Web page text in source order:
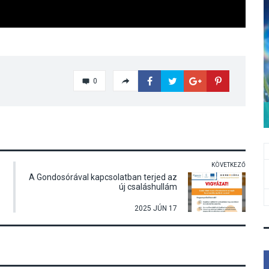
0
KÖVETKEZŐ
A Gondosórával kapcsolatban terjed az
új csaláshullám
2025 JÚN 17